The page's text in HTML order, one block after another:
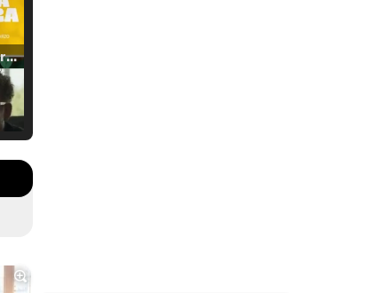
Tráiler 'Vida perra' (2026)
Tráiler Oficial en VOSE 'The Audacity'